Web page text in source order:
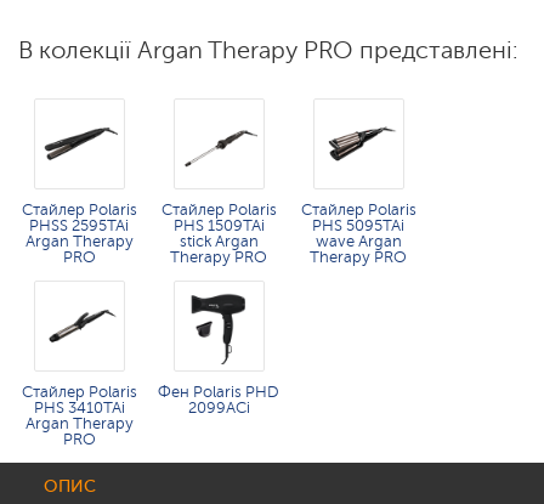
В колекції Argan Therapy PRO представлені:
Стайлер Polaris
PHSS 2595TAi
Argan Therapy
PRO​
Стайлер Polaris
PHS 1509TAi
stick Argan
Therapy PRO​
Стайлер Polaris
PHS 5095TAi
wave Argan
Therapy PRO
Стайлер Polaris
PHS 3410TAi
Argan Therapy
PRO
Фен Polaris PHD
2099ACi
ОПИС